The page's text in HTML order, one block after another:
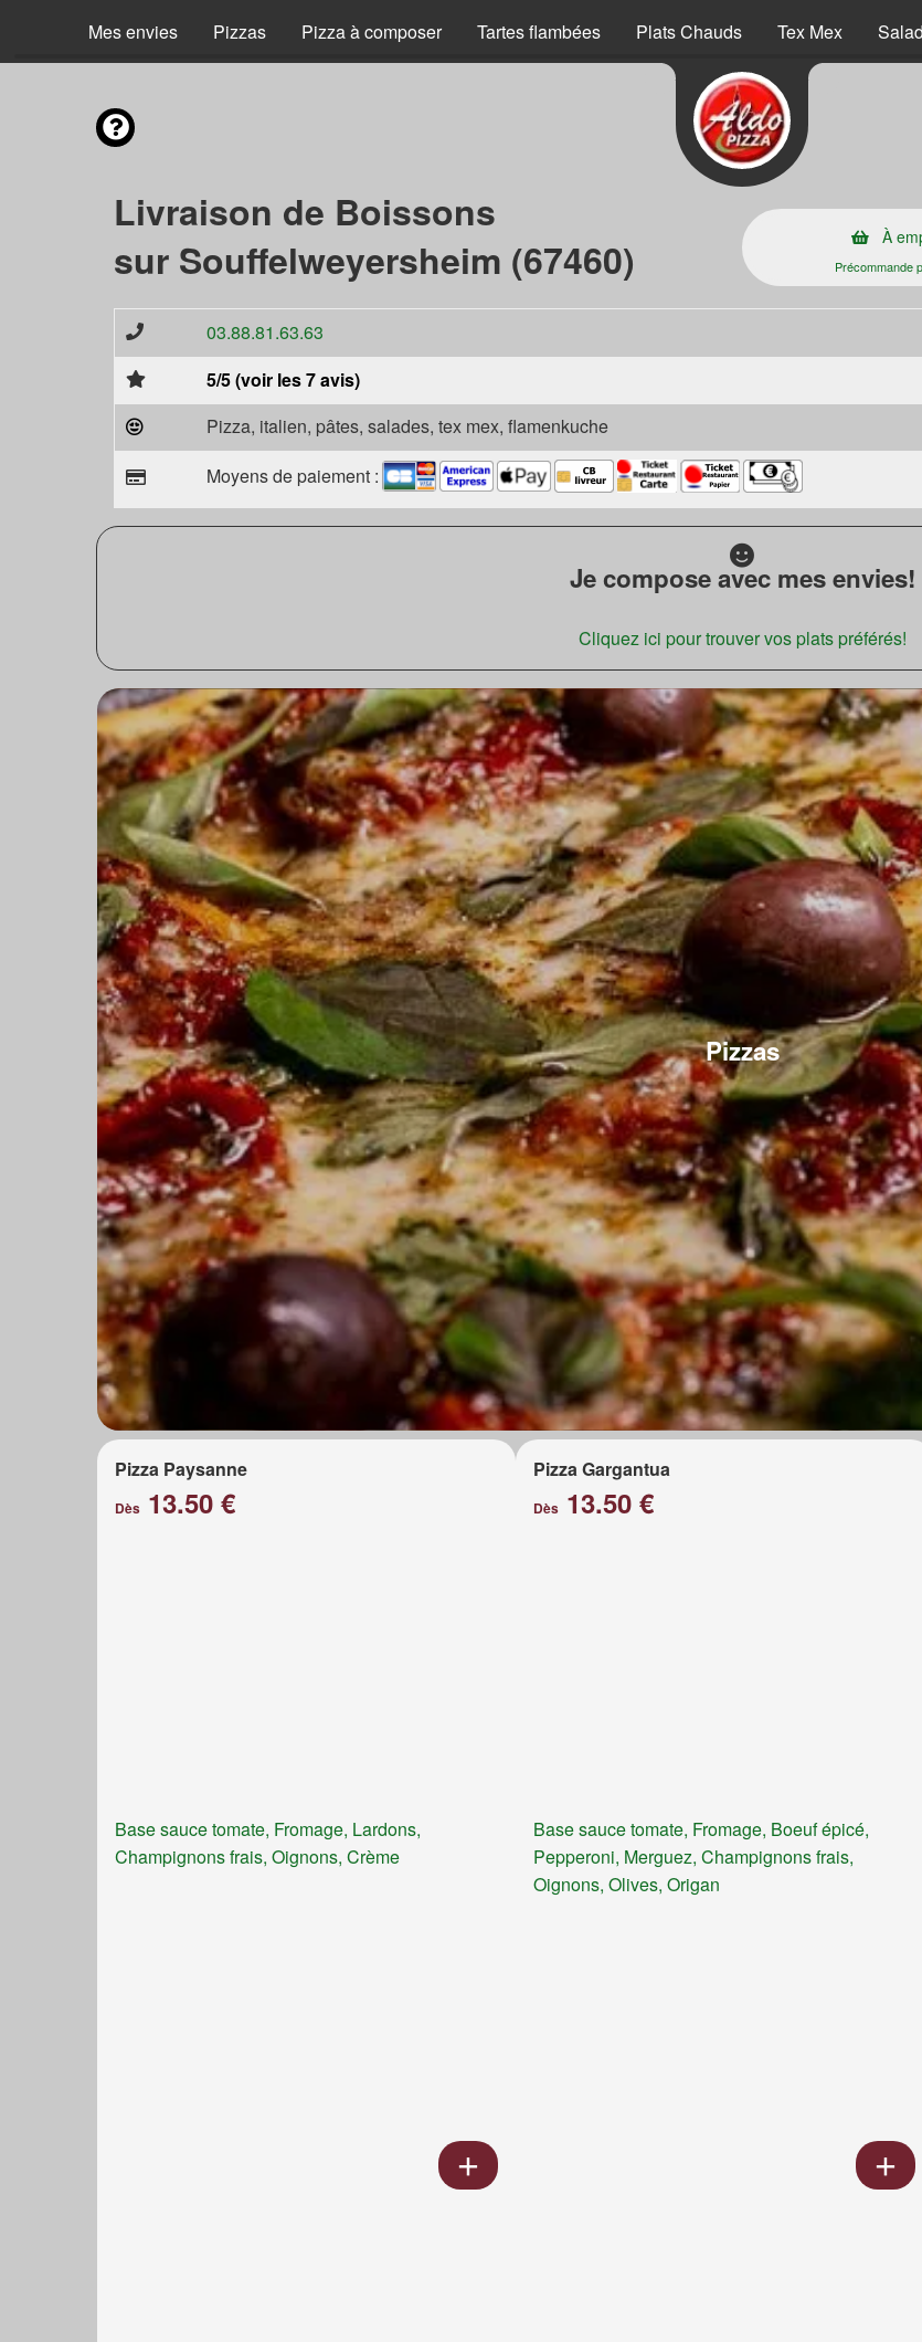
Mes envies Pizzas Pizza à composer Tartes flambées Plats Chauds Tex Mex
Livraison de Boissons
sur Souffelweyersheim (67460)
À
Précommande
03.88.81.63.63
5/5 (voir les 7 avis)
Pizza, italien, pâtes, salades, tex mex, flamenkuche
Moyens de paiement :
Je compose avec mes envies!
Cliquez ici pour trouver vos plats préférés!
Pizzas
Pizza Paysanne
Dès 13.50 €
Base sauce tomate, Fromage, Lardons,
Champignons frais, Oignons, Crème
Pizza Gargantua
Dès13.50 €
Base sauce tomate, Fromage, Boeuf épicé,
Pepperoni, Merguez, Champignons frais,
Oignons, Olives, Origan